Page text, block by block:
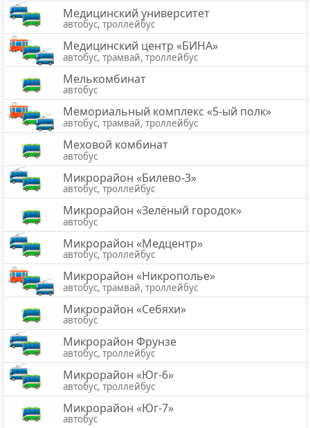
Медицинский университет
автобус, троллейбус
Медицинский центр «БИНА»
автобус, трамвай, троллейбус
Мелькомбинат
автобус
Мемориальный комплекс «5-ый полк»
автобус, трамвай, троллейбус
Меховой комбинат
автобус
Микрорайон «Билево-3»
автобус, троллейбус
Микрорайон «Зелёный городок»
автобус
Микрорайон «Медцентр»
автобус, троллейбус
Микрорайон «Никрополье»
автобус, трамвай, троллейбус
Микрорайон «Себяхи»
автобус
Микрорайон Фрунзе
автобус, троллейбус
Микрорайон «Юг-6»
автобус, троллейбус
Микрорайон «Юг-7»
автобус